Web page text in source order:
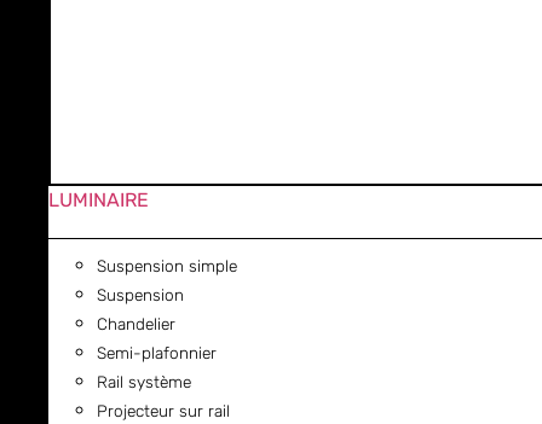
LUMINAIRE
Suspension simple
Suspension
Chandelier
Semi-plafonnier
Rail système
Projecteur sur rail